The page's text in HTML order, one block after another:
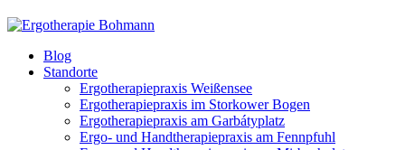
Blog
Standorte
Ergotherapiepraxis Weißensee
Ergotherapiepraxis im Storkower Bogen
Ergotherapiepraxis am Garbátyplatz
Ergo- und Handtherapiepraxis am Fennpfuhl